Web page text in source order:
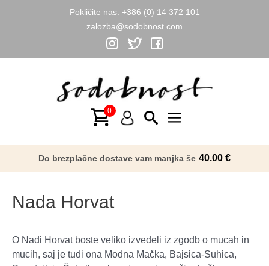
Pokličite nas: +386 (0) 14 372 101
zalozba@sodobnost.com
Menu
Do brezplačne dostave vam manjka še 40.00 €
Nada Horvat
O Nadi Horvat boste veliko izvedeli iz zgodb o mucah in
mucih, saj je tudi ona Modna Mačka, Bajsica-Suhica,